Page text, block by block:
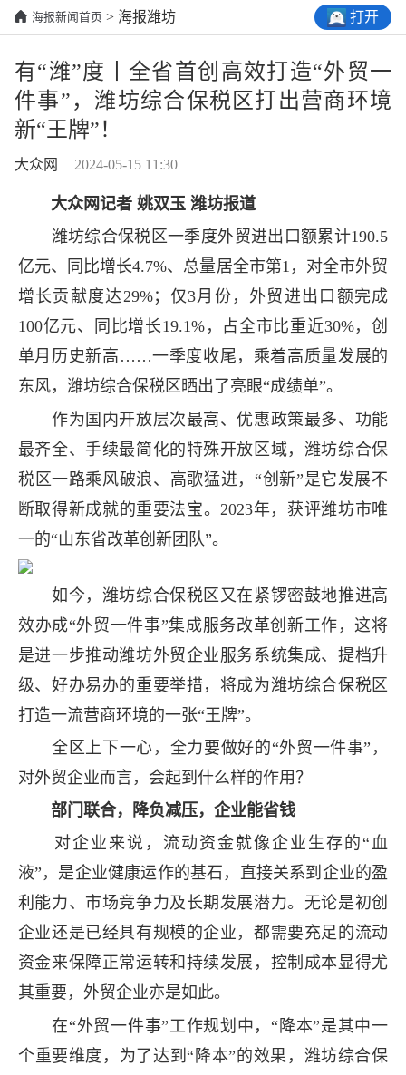
海报新闻首页 > 海报潍坊 打开
有“潍”度丨全省首创高效打造“外贸一
件事”，潍坊综合保税区打出营商环境
新“王牌”！
大众网 2024-05-15 11:30
大众网记者 姚双玉 潍坊报道
潍坊综合保税区一季度外贸进出口额累计190.5
亿元、同比增长4.7%、总量居全市第1，对全市外贸
增长贡献度达29%；仅3月份，外贸进出口额完成
100亿元、同比增长19.1%，占全市比重近30%，创
单月历史新高……一季度收尾，乘着高质量发展的
东风，潍坊综合保税区晒出了亮眼“成绩单”。
作为国内开放层次最高、优惠政策最多、功能
最齐全、手续最简化的特殊开放区域，潍坊综合保
税区一路乘风破浪、高歌猛进，“创新”是它发展不
断取得新成就的重要法宝。2023年，获评潍坊市唯
一的“山东省改革创新团队”。
如今，潍坊综合保税区又在紧锣密鼓地推进高
效办成“外贸一件事”集成服务改革创新工作，这将
是进一步推动潍坊外贸企业服务系统集成、提档升
级、好办易办的重要举措，将成为潍坊综合保税区
打造一流营商环境的一张“王牌”。
全区上下一心，全力要做好的“外贸一件事”，
对外贸企业而言，会起到什么样的作用？
部门联合，降负减压，企业能省钱
对企业来说，流动资金就像企业生存的“血
液”，是企业健康运作的基石，直接关系到企业的盈
利能力、市场竞争力及长期发展潜力。无论是初创
企业还是已经具有规模的企业，都需要充足的流动
资金来保障正常运转和持续发展，控制成本显得尤
其重要，外贸企业亦是如此。
在“外贸一件事”工作规划中，“降本”是其中一
个重要维度，为了达到“降本”的效果，潍坊综合保